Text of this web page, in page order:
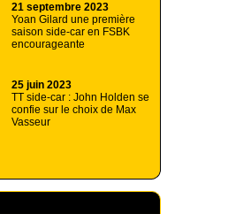
21 septembre 2023
Yoan Gilard une première
saison side-car en FSBK
encourageante
25 juin 2023
TT side-car : John Holden se
confie sur le choix de Max
Vasseur